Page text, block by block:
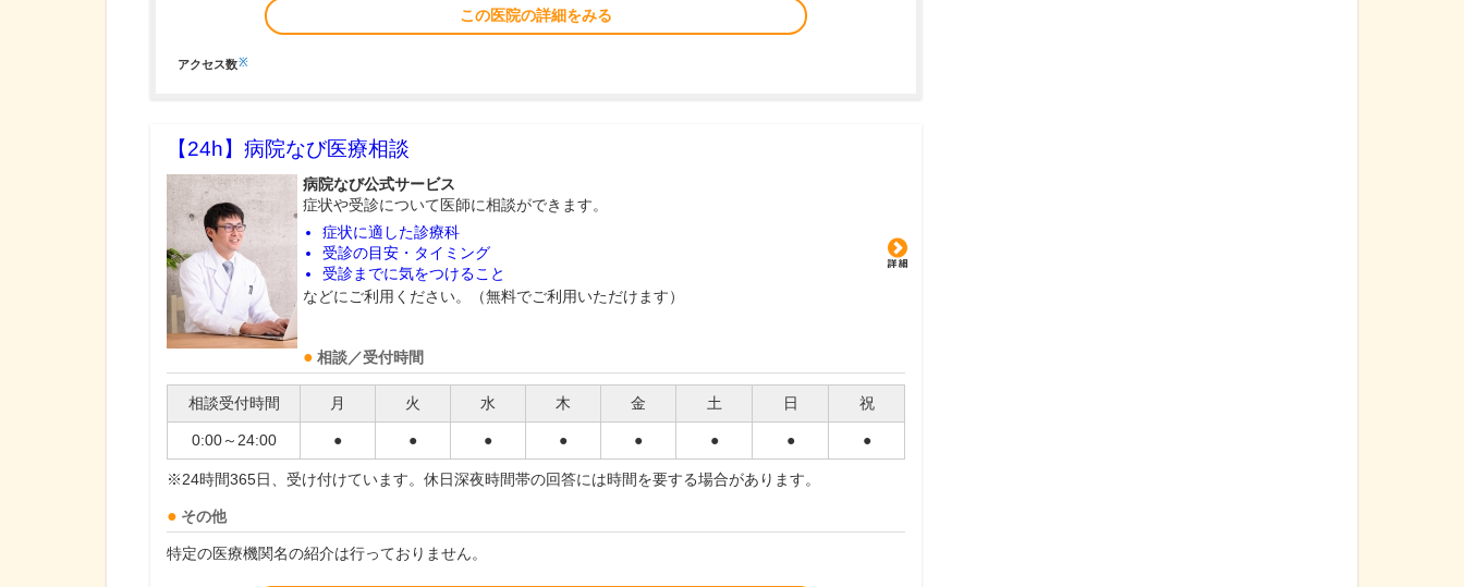
この医院の詳細をみる
アクセス数※
【24h】 病院なび医療相談
病院なび公式サービス
症状や受診について医師に相談ができます。
症状に適した診療科
受診の目安・タイミング
受診までに気をつけること
などにご利用ください。（無料でご利用いただけます）
相談／受付時間
相談受付時間 月 火 水 木 金 土 日 祝
0:00～24:00 ● ● ● ● ● ● ● ●
※24時間365日、受け付けています。休日深夜時間帯の回答には時間を要する場合があります。
その他
特定の医療機関名の紹介は行っておりません。